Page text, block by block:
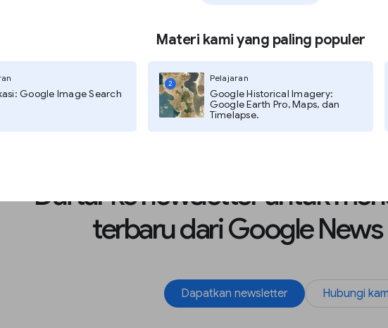
Materi kami yang paling populer
Google Image Search
2
Pelajaran
Google Historical Imagery:
Google Earth Pro, Maps, dan
Timelapse.
Daftar ke newsletter untuk
terbaru dari Google
Dapatkan newsletter Hubungi